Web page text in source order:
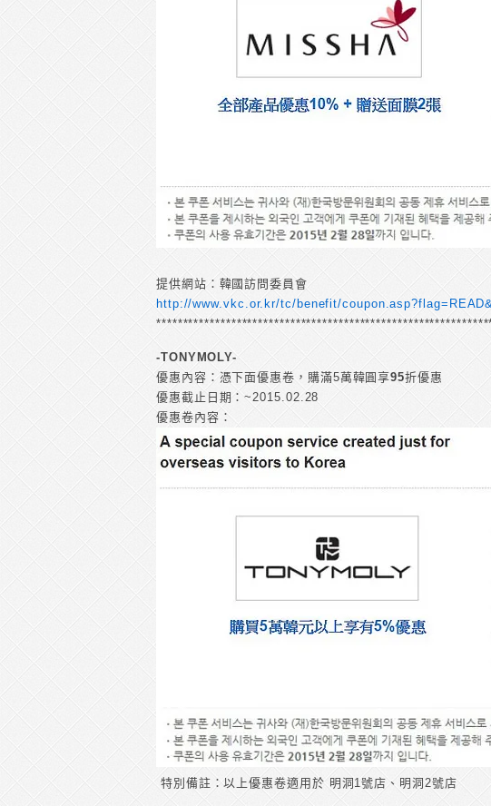
提供網站：韓國訪問委員會
http://www.vkc.or.kr/tc/benefit/
-TONYMOLY-
優惠內容：憑下面優惠卷，購滿5萬韓圓享95折優惠
優惠截止日期：~2015.02.28
優惠卷內容：
特別備註：以上優惠卷適用於 明洞1號店、明洞2號店